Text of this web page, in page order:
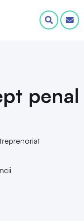
penal